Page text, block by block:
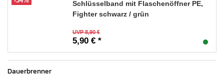
Schlüsselband mit Flaschenöffner PE,
Fighter schwarz / grün
UVP 8,90 €
5,90 € *
Dauerbrenner